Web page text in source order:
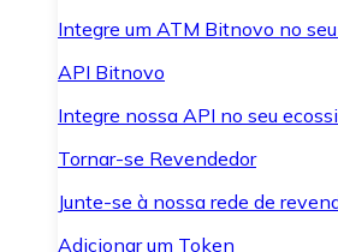
Integre um ATM Bitnovo no
API Bitnovo
Integre nossa API no seu
Tornar-se Revendedor
Junte-se à nossa rede de
Adicionar um Token